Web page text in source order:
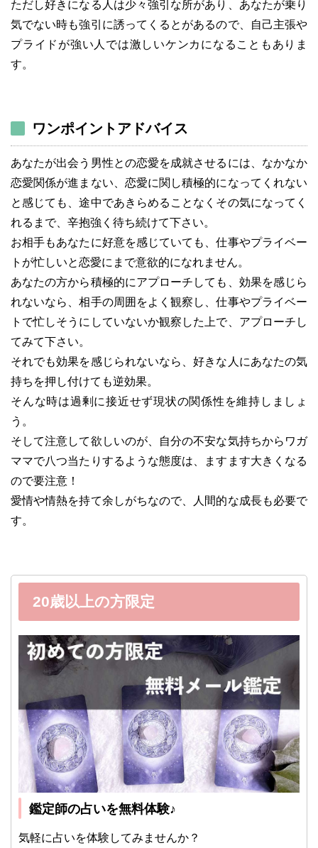
ただし好きになる人は少々強引な所があり、あなたが乗り
気でない時も強引に誘ってくるとがあるので、自己主張や
プライドが強い人では激しいケンカになることもありま
す。
ワンポイントアドバイス
あなたが出会う男性との恋愛を成就させるには、なかなか
恋愛関係が進まない、恋愛に関し積極的になってくれない
と感じても、途中であきらめることなくその気になってく
れるまで、辛抱強く待ち続けて下さい。
お相手もあなたに好意を感じていても、仕事やプライベー
トが忙しいと恋愛にまで意欲的になれません。
あなたの方から積極的にアプローチしても、効果を感じら
れないなら、相手の周囲をよく観察し、仕事やプライベー
トで忙しそうにしていないか観察した上で、アプローチし
てみて下さい。
それでも効果を感じられないなら、好きな人にあなたの気
持ちを押し付けても逆効果。
そんな時は過剰に接近せず現状の関係性を維持しましょ
う。
そして注意して欲しいのが、自分の不安な気持ちからワガ
ママで八つ当たりするような態度は、ますます大きくなる
ので要注意！
愛情や情熱を持て余しがちなので、人間的な成長も必要で
す。
20歳以上の方限定
鑑定師の占いを無料体験♪
気軽に占いを体験してみませんか？